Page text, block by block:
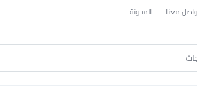
معنا المدونة